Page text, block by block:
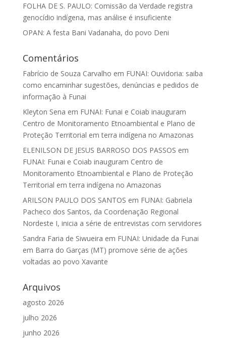
FOLHA DE S. PAULO: Comissão da Verdade registra
genocídio indígena, mas análise é insuficiente
OPAN: A festa Bani Vadanaha, do povo Deni
Comentários
Fabrício de Souza Carvalho em FUNAI: Ouvidoria: saiba
como encaminhar sugestões, denúncias e pedidos de
informação à Funai
Kleyton Sena em FUNAI: Funai e Coiab inauguram
Centro de Monitoramento Etnoambiental e Plano de
Proteção Territorial em terra indígena no Amazonas
ELENILSON DE JESUS BARROSO DOS PASSOS em
FUNAI: Funai e Coiab inauguram Centro de
Monitoramento Etnoambiental e Plano de Proteção
Territorial em terra indígena no Amazonas
ARILSON PAULO DOS SANTOS em FUNAI: Gabriela
Pacheco dos Santos, da Coordenação Regional
Nordeste I, inicia a série de entrevistas com servidores
Sandra Faria de Siwueira em FUNAI: Unidade da Funai
em Barra do Garças (MT) promove série de ações
voltadas ao povo Xavante
Arquivos
agosto 2026
julho 2026
junho 2026